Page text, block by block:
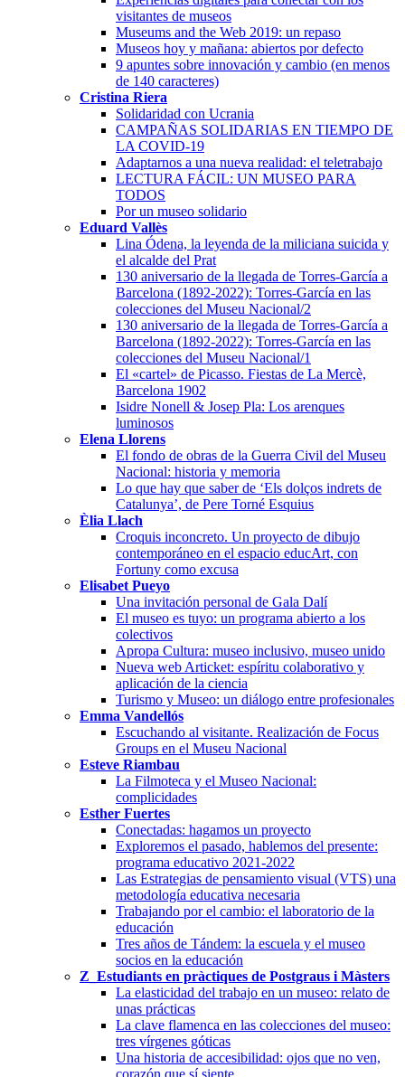
visitantes de museos
Museums and the Web 2019: un repaso
Museos hoy y mañana: abiertos por defecto
9 apuntes sobre innovación y cambio (en menos
de 140 caracteres)
Cristina Riera
Solidaridad con Ucrania
CAMPAÑAS SOLIDARIAS EN TIEMPO DE
LA COVID-19
Adaptarnos a una nueva realidad: el teletrabajo
LECTURA FÁCIL: UN MUSEO PARA
TODOS
Por un museo solidario
Eduard Vallès
Lina Ódena, la leyenda de la miliciana suicida y
el alcalde del Prat
130 aniversario de la llegada de Torres-García a
Barcelona (1892-2022): Torres-García en las
colecciones del Museu Nacional/2
130 aniversario de la llegada de Torres-García a
Barcelona (1892-2022): Torres-García en las
colecciones del Museu Nacional/1
El «cartel» de Picasso. Fiestas de La Mercè,
Barcelona 1902
Isidre Nonell & Josep Pla: Los arenques
luminosos
Elena Llorens
El fondo de obras de la Guerra Civil del Museu
Nacional: historia y memoria
Lo que hay que saber de ‘Els dolços indrets de
Catalunya’, de Pere Torné Esquius
Èlia Llach
Croquis inconcreto. Un proyecto de dibujo
contemporáneo en el espacio educArt, con
Fortuny como excusa
Elisabet Pueyo
Una invitación personal de Gala Dalí
El museo es tuyo: un programa abierto a los
colectivos
Apropa Cultura: museo inclusivo, museo unido
Nueva web Articket: espíritu colaborativo y
aplicación de la ciencia
Turismo y Museo: un diálogo entre profesionales
Emma Vandellós
Escuchando al visitante. Realización de Focus
Groups en el Museu Nacional
Esteve Riambau
La Filmoteca y el Museo Nacional:
complicidades
Esther Fuertes
Conectadas: hagamos un proyecto
Exploremos el pasado, hablemos del presente:
programa educativo 2021-2022
Las Estrategias de pensamiento visual (VTS) una
metodología educativa necesaria
Trabajando por el cambio: el laboratorio de la
educación
Tres años de Tándem: la escuela y el museo
socios en la educación
Z_Estudiants en pràctiques de Postgraus i Màsters
La elasticidad del trabajo en un museo: relato de
unas prácticas
La clave flamenca en las colecciones del museo:
tres vírgenes góticas
Una historia de accesibilidad: ojos que no ven,